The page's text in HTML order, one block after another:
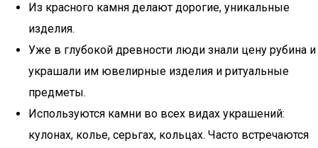
Из красного камня делают дорогие, уникальные
изделия.
Уже в глубокой древности люди знали цену рубина и
украшали им ювелирные изделия и ритуальные
предметы.
Используются камни во всех видах украшений:
кулонах, колье, серьгах, кольцах. Часто встречаются